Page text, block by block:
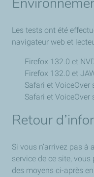
Les tests ont été
navigateur web et
Firefox 132.0 et
Firefox 132.0 et
Safari et VoiceOver
Safari et VoiceOver
Retour
Si vous n’arrivez pas à
service de ce site,
des moyens ci-après